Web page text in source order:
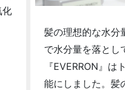
化
髪の理想的な水分
で水分量を落とし
『EVERRON』
能にしました。髪